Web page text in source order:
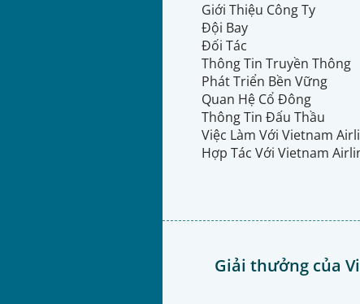
Giới Thiệu Công Ty
Đội Bay
Đối Tác
Thông Tin Truyền Thông
Phát Triển Bền Vững
Quan Hệ Cổ Đông
Thông Tin Đấu Thầu
Việc Làm Với Vietnam
Hợp Tác Với Vietnam
Giải thưởng của